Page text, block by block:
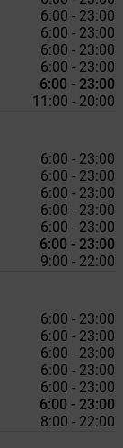
6:00 - 23:00
6:00 - 23:00
6:00 - 23:00
6:00 - 23:00
6:00 - 23:00
11:00 - 20:00
6:00 - 23:00
6:00 - 23:00
6:00 - 23:00
6:00 - 23:00
6:00 - 23:00
6:00 - 23:00
9:00 - 22:00
6:00 - 23:00
6:00 - 23:00
6:00 - 23:00
6:00 - 23:00
6:00 - 23:00
6:00 - 23:00
8:00 - 22:00